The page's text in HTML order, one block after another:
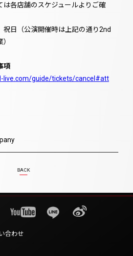
各店舗のスケジュールよりご確
祝日（公演開催時は上記の通り2nd
項
live.com/guide/tickets/cancel#att
BACK
合わせ